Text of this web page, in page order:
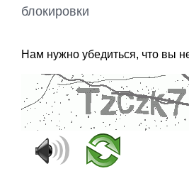
блокировки
Нам нужно убедиться, что вы